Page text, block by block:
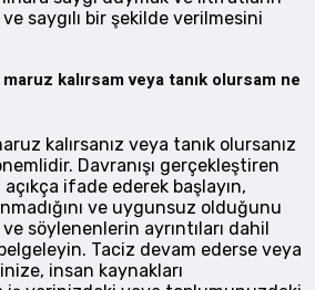
saygılı bir şekilde verilmesini
kalırsam veya tanık olursam ne
kalırsanız veya tanık olursanız
Davranışı gerçekleştiren
açıkça ifade ederek başlayın,
ve uygunsuz olduğunu
söylenenlerin ayrıntıları dahil
Taciz devam ederse veya
insan kaynakları